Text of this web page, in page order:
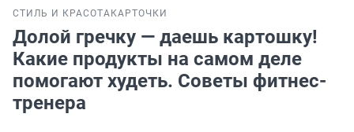
СТИЛЬ И КРАСОТА КАРТОЧКИ
Долой гречку — даешь картошку!
Какие продукты на самом деле
помогают худеть. Советы фитнес-
тренера